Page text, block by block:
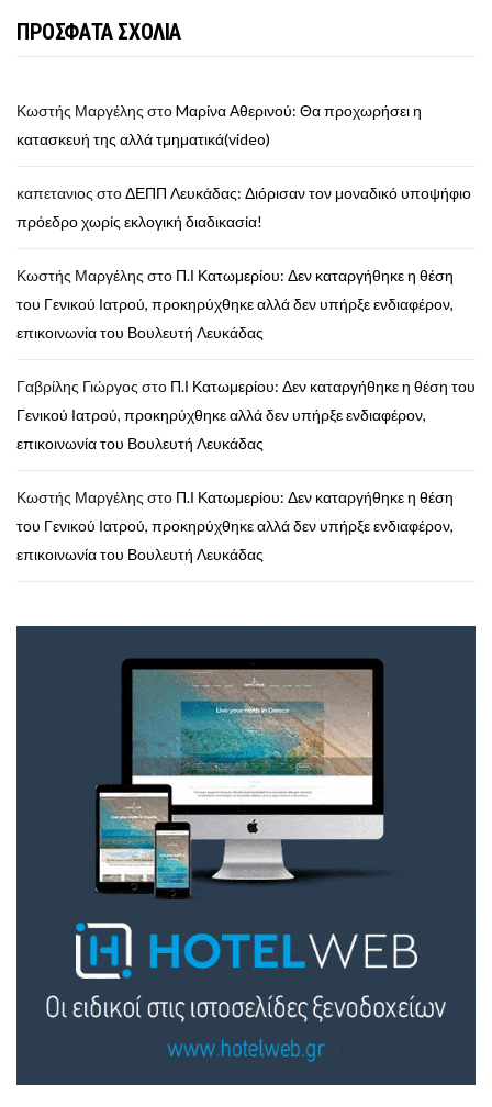
ΠΡΟΣΦΑΤΑ ΣΧΟΛΙΑ
Κωστής Μαργέλης στοMαρίνα Αθερινού: Θα προχωρήσει η
κατασκευή της αλλά τμηματικά(video)
καπετανιος στοΔΕΠΠ Λευκάδας: Διόρισαν τον μοναδικό υποψήφιο
πρόεδρο χωρίς εκλογική διαδικασία!
Κωστής Μαργέλης στο Π.Ι Κατωμερίου: Δεν καταργήθηκε η θέση
του Γενικού Ιατρού, προκηρύχθηκε αλλά δεν υπήρξε ενδιαφέρον,
επικοινωνία του Βουλευτή Λευκάδας
Γαβρίλης Γιώργος στο Π.Ι Κατωμερίου: Δεν καταργήθηκε η θέση του
Γενικού Ιατρού, προκηρύχθηκε αλλά δεν υπήρξε ενδιαφέρον,
επικοινωνία του Βουλευτή Λευκάδας
Κωστής Μαργέλης στο Π.Ι Κατωμερίου: Δεν καταργήθηκε η θέση
του Γενικού Ιατρού, προκηρύχθηκε αλλά δεν υπήρξε ενδιαφέρον,
επικοινωνία του Βουλευτή Λευκάδας